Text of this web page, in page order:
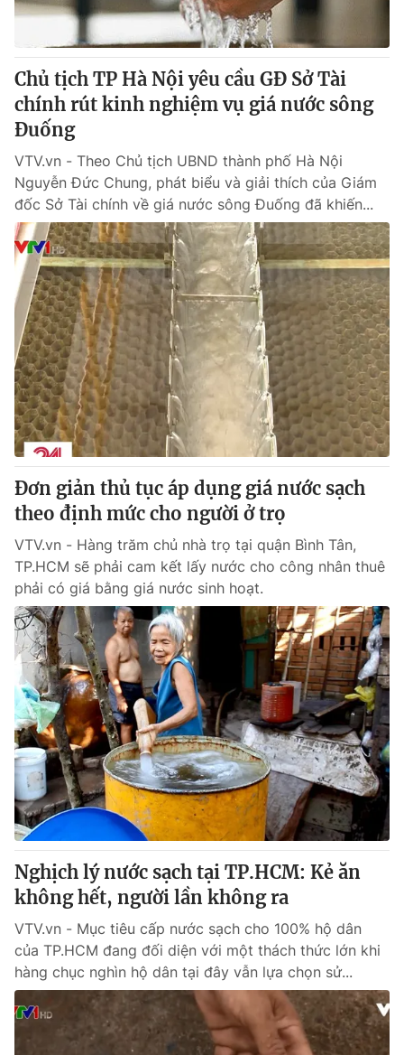
Cơ quan báo chí:Thời báo VTV
Giấy phép hoạt động báo in và báo điện tử số 483/GP-BTTTT
Tổng Biên tập:Vũ Thanh Thủy
Phó Tổng Biên tập: Nguyễn Thị Mỹ Hạnh, Phạm Quốc Thắng,
Nguyễn Trọng Ninh
Tổng đài VTV:024.38 355 931 - 024.38 355 932
Ðiện thoại Thời báo VTV:024.66 897 897
Email:toasoan@vtv.vn
Liên hệ quảng cáo: 024-7300.7108
® Cấm sao chép dưới mọi hình thức nếu không có sự chấp
thuận bằng văn bản. Ghi rõ nguồn VTV.vn khi phát hành lại
thông tin từ website này.
Chủ tịch TP Hà Nội yêu cầu GĐ Sở Tài
chính rút kinh nghiệm vụ giá nước sông
Đuống
VTV.vn - Theo Chủ tịch UBND thành phố Hà Nội
Nguyễn Đức Chung, phát biểu và giải thích của Giám
đốc Sở Tài chính về giá nước sông Đuống đã khiến...
Đơn giản thủ tục áp dụng giá nước sạch
theo định mức cho người ở trọ
VTV.vn - Hàng trăm chủ nhà trọ tại quận Bình Tân,
TP.HCM sẽ phải cam kết lấy nước cho công nhân thuê
phải có giá bằng giá nước sinh hoạt.
Nghịch lý nước sạch tại TP.HCM: Kẻ ăn
không hết, người lần không ra
VTV.vn - Mục tiêu cấp nước sạch cho 100% hộ dân
của TP.HCM đang đối diện với một thách thức lớn khi
hàng chục nghìn hộ dân tại đây vẫn lựa chọn sử...